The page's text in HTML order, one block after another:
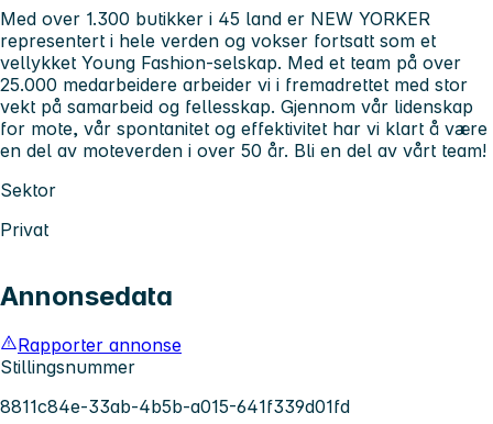
Med over 1.300 butikker i 45 land er NEW YORKER
representert i hele verden og vokser fortsatt som et
vellykket Young Fashion-selskap. Med et team på over
25.000 medarbeidere arbeider vi i fremadrettet med stor
vekt på samarbeid og fellesskap. Gjennom vår lidenskap
for mote, vår spontanitet og effektivitet har vi klart å være
en del av moteverden i over 50 år. Bli en del av vårt team!
Sektor
Privat
Annonsedata
Rapporter annonse
Stillingsnummer
8811c84e-33ab-4b5b-a015-641f339d01fd